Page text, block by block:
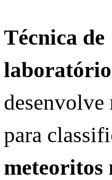
Técnica de
laboratório
desenvolve
para
meteoritos